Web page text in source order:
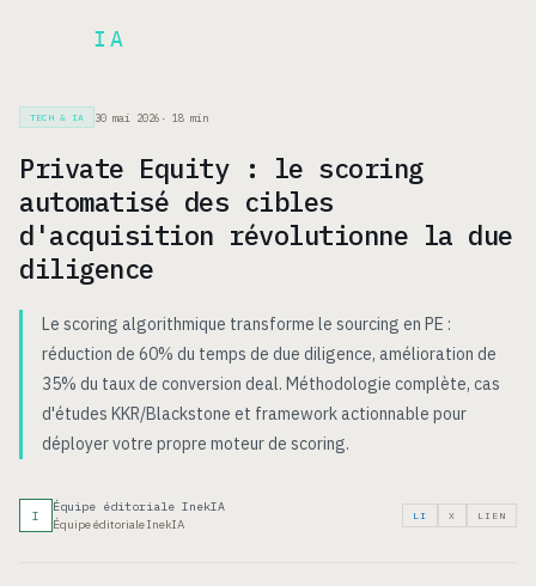
IA
TECH & IA 30 mai 2026 · 18 min
Private Equity : le scoring
automatisé des cibles
d'acquisition révolutionne la due
diligence
Le scoring algorithmique transforme le sourcing en PE :
réduction de 60% du temps de due diligence, amélioration de
35% du taux de conversion deal. Méthodologie complète, cas
d'études KKR/Blackstone et framework actionnable pour
déployer votre propre moteur de scoring.
I
Équipe éditoriale InekIA
Équipe éditoriale InekIA
LI X LIEN